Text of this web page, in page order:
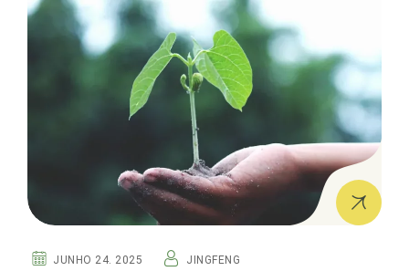
JUNHO 24. 2025 JINGFENG